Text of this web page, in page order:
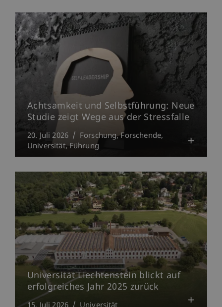
Achtsamkeit und Selbstführung: Neue
Studie zeigt Wege aus der Stressfalle
20. Juli 2026 Forschung Forschende
Universität Führung
Universität Liechtenstein blickt auf
erfolgreiches Jahr 2025 zurück